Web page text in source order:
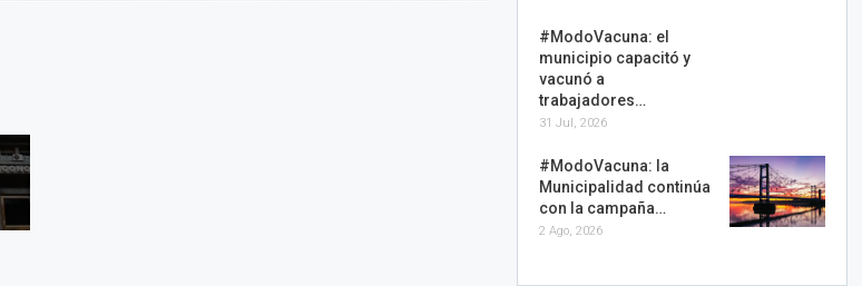
#ModoVacuna: el
municipio capacitó y
vacunó a
trabajadores…
31 Jul, 2026
#ModoVacuna: la
Municipalidad continúa
con la campaña…
2 Ago, 2026